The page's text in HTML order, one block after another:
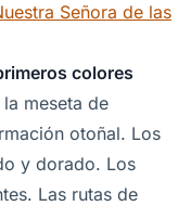
Señora de las
colores
meseta de
otoñal. Los
y dorado. Los
Las rutas de